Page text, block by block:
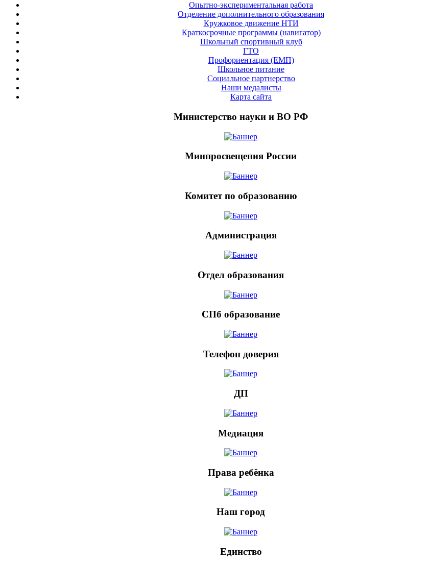
Опытно-экспериментальная работа
Отделение дополнительного образования
Кружковое движение НТИ
Краткосрочные программы (навигатор)
Школьный спортивный клуб
ГТО
Профориентация (ЕМП)
Школьное питание
Социальное партнерство
Наши медалисты
Карта сайта
Министерство науки и ВО РФ
Минпросвещения России
Комитет по образованию
Администрация
Отдел образования
СПб образование
Телефон доверия
ДП
Медиация
Права ребёнка
Наш город
Единство